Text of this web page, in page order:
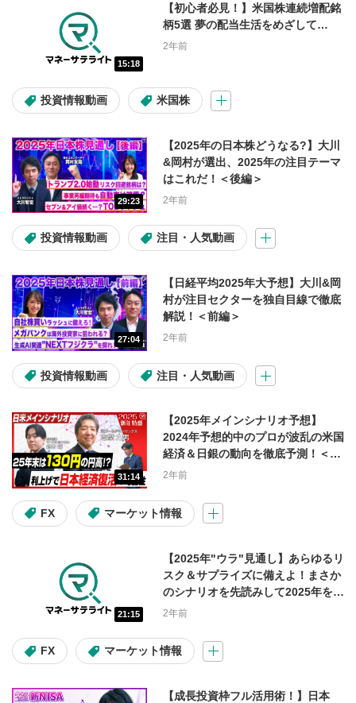
ショート動画
米国株(コラム) マーケット情報
難易度
初級～上級 中級～上級
投資テーマ・材料
高配当 割安株 IPO
自社株買い 決算
アクティビスト
動画の種類
デイリー市況 個別銘柄情報
市況・全体相場 速報 特番
注目・人気動画
シリーズ
15:18
【初心者必見！】米国株連続増配銘
柄5選 夢の配当生活をめざして…
2年前
投資情報動画 米国株
29:23
【2025年の日本株どうなる?】大川
&岡村が選出、2025年の注目テーマ
はこれだ！＜後編＞
2年前
投資情報動画 注目・人気動画
27:04
【日経平均2025年大予想】大川&岡
村が注目セクターを独自目線で徹底
解説！＜前編＞
2年前
投資情報動画 注目・人気動画
31:14
【2025年メインシナリオ予想】
2024年予想的中のプロが波乱の米国
経済＆日銀の動向を徹底予測！＜前
編＞
2年前
FX マーケット情報
21:15
【2025年"ウラ"見通し】あらゆるリ
スク＆サプライズに備えよ！まさか
のシナリオを先読みして2025年を攻
略！＜後編＞
2年前
FX マーケット情報
【成長投資枠フル活用術！】日本